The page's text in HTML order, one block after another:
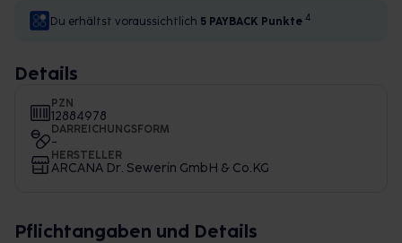
Du erhältst voraussichtlich 5 PAYBACK Punkte 4
Details
PZN
12884978
DARREICHUNGSFORM
-
HERSTELLER
ARCANA Dr. Sewerin GmbH & Co.KG
Pflichtangaben und Details